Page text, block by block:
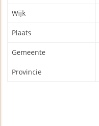
Wijk
Plaats
Gemeente
Provincie